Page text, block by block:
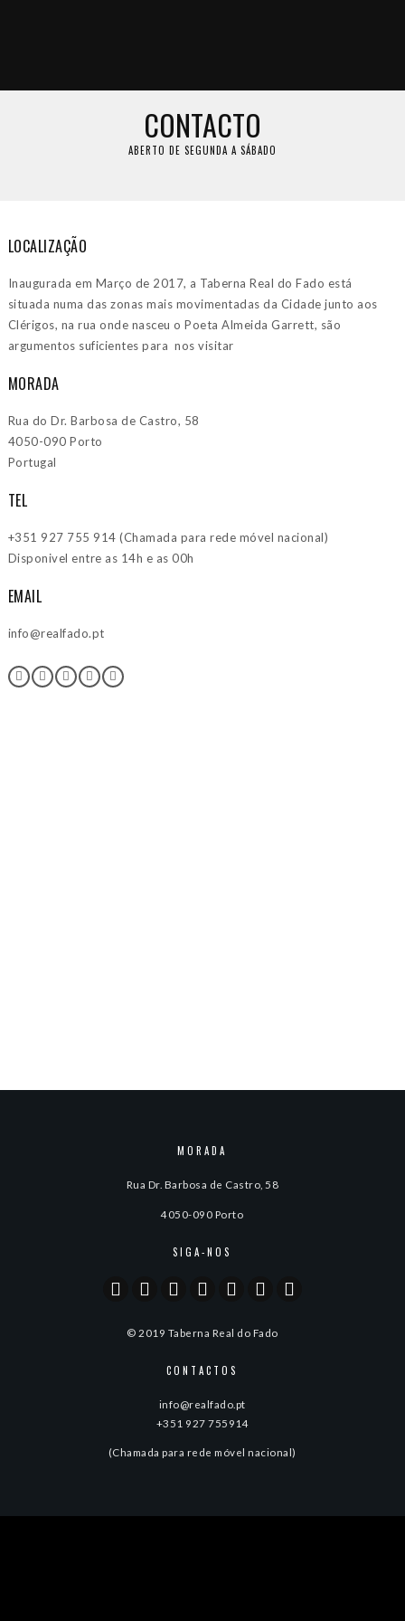
CONTACTO
ABERTO DE SEGUNDA A SÁBADO
LOCALIZAÇÃO
Inaugurada em Março de 2017, a Taberna Real do Fado está
situada numa das zonas mais movimentadas da Cidade junto aos
Clérigos, na rua onde nasceu o Poeta Almeida Garrett, são
argumentos suficientes para nos visitar
MORADA
Rua do Dr. Barbosa de Castro, 58
4050-090 Porto
Portugal
TEL
+351 927 755 914 (Chamada para rede móvel nacional)
Disponivel entre as 14h e as 00h
EMAIL
info@realfado.pt
MORADA
Rua Dr. Barbosa de Castro, 58
4050-090 Porto
SIGA-NOS
© 2019 Taberna Real do Fado
CONTACTOS
info@realfado.pt
+351 927 755914
(Chamada para rede móvel nacional)